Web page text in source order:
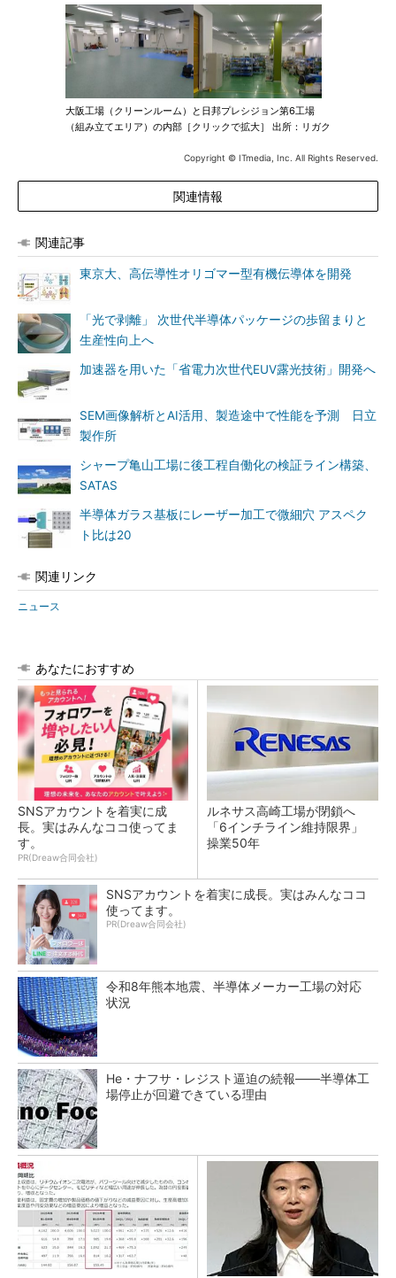
大阪工場（クリーンルーム）と日邦プレシジョン第6工場
（組み立てエリア）の内部［クリックで拡大］ 出所：リガク
Copyright © ITmedia, Inc. All Rights Reserved.
関連情報
関連記事
東京大、高伝導性オリゴマー型有機伝導体を開発
「光で剥離」 次世代半導体パッケージの歩留まりと
生産性向上へ
加速器を用いた「省電力次世代EUV露光技術」開発へ
SEM画像解析とAI活用、製造途中で性能を予測 日立
製作所
シャープ亀山工場に後工程自働化の検証ライン構築、
SATAS
半導体ガラス基板にレーザー加工で微細穴 アスペク
ト比は20
関連リンク
ニュース
あなたにおすすめ
SNSアカウントを着実に成
長。実はみんなココ使ってま
す。
PR(Dreaw合同会社)
ルネサス高崎工場が閉鎖へ
「6インチライン維持限界」
操業50年
SNSアカウントを着実に成長。実はみんなココ
使ってます。
PR(Dreaw合同会社)
令和8年熊本地震、半導体メーカー工場の対応
状況
He・ナフサ・レジスト逼迫の続報――半導体工
場停止が回避できている理由